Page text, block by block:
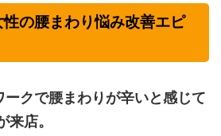
の腰まわり悩み改善エピ
クで腰まわりが辛いと感じて
来店。